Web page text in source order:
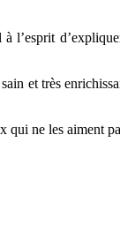
et très
qui ne les aiment